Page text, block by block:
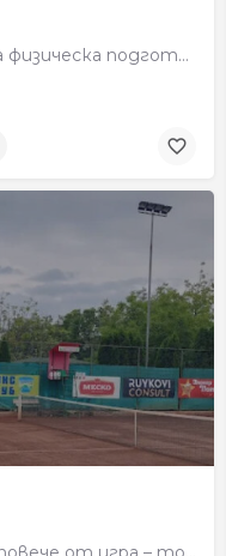
Спортен/Боен клуб Център за физическа подготовка